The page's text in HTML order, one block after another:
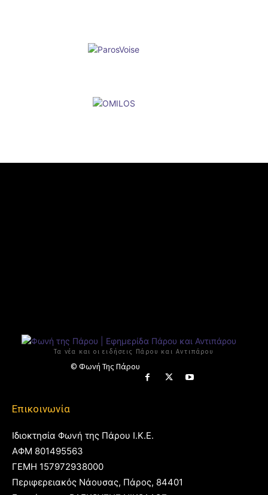
Τα νέα και οι ειδήσεις Πάρου και Αντιπάρου
© Φωνή Της Πάρου
Επικοινωνία
Ιδιοκτησία Φωνή της Πάρου Ι.Κ.Ε.
ΑΦΜ 801495563
ΓΕΜΗ 157972938000
Περιφερειακός Νάουσας, Πάρος, 84401